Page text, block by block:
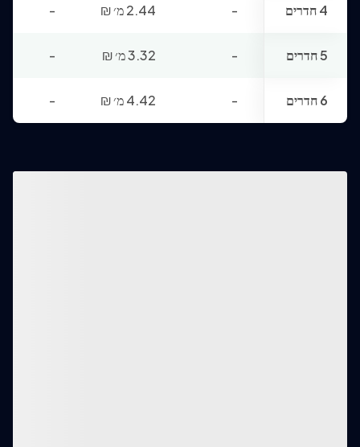
4 חדרים - 2.44 מ׳ ₪
-
5 חדרים - 3.32 מ׳ ₪
-
6 חדרים - 4.42 מ׳ ₪
-